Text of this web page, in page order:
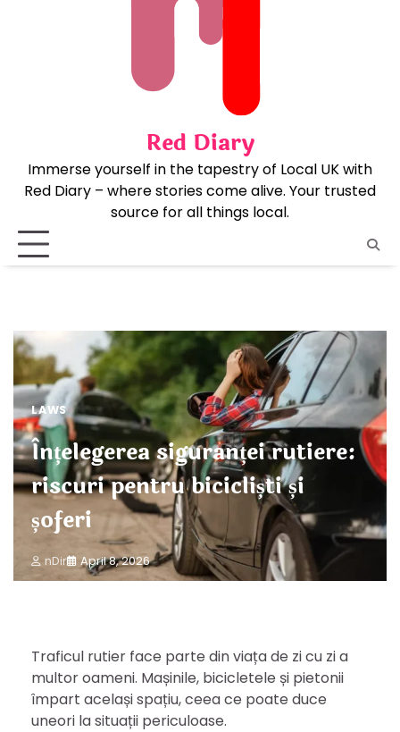
Red Diary
Immerse yourself in the tapestry of Local UK with
Red Diary – where stories come alive. Your trusted
source for all things local.
LAWS
Înțelegerea siguranței rutiere:
riscuri pentru bicicliști și
șoferi
nDir April 8, 2026
Traficul rutier face parte din viața de zi cu zi a
multor oameni. Mașinile, bicicletele și pietonii
împart același spațiu, ceea ce poate duce
uneori la situații periculoase.